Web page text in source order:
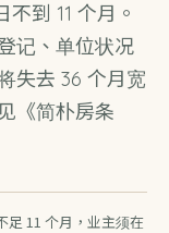
到 11 个月。
记、单位状况
失去 36 个月宽
《简朴房条
足 11 个月，业主须在